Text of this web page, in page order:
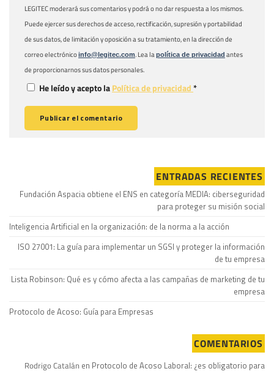
LEGITEC moderará sus comentarios y podrá o no dar respuesta a los mismos.
Puede ejercer sus derechos de acceso, rectificación, supresión y portabilidad
de sus datos, de limitación y oposición a su tratamiento, en la dirección de
correo electrónicoinfo@legitec.com. Lea lapolítica de privacidad antes
de proporcionarnos sus datos personales.
He leído y acepto laPolítica de privacidad*
ENTRADAS RECIENTES
Fundación Aspacia obtiene el ENS en categoría MEDIA: ciberseguridad
para proteger su misión social
Inteligencia Artificial en la organización: de la norma a la acción
ISO 27001: La guía para implementar un SGSI y proteger la información
de tu empresa
Lista Robinson: Qué es y cómo afecta a las campañas de marketing de tu
empresa
Protocolo de Acoso: Guía para Empresas
COMENTARIOS
Rodrigo Catalán en Protocolo de Acoso Laboral: ¿es obligatorio para